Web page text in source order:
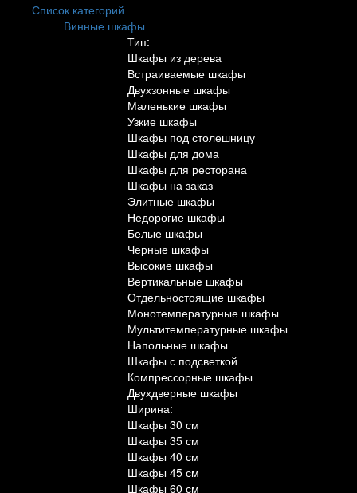
Список категорий
Винные шкафы
Тип:
Шкафы из дерева
Встраиваемые шкафы
Двухзонные шкафы
Маленькие шкафы
Узкие шкафы
Шкафы под столешницу
Шкафы для дома
Шкафы для ресторана
Шкафы на заказ
Элитные шкафы
Недорогие шкафы
Белые шкафы
Черные шкафы
Высокие шкафы
Вертикальные шкафы
Отдельностоящие шкафы
Монотемпературные шкафы
Мультитемпературные шкафы
Напольные шкафы
Шкафы с подсветкой
Компрессорные шкафы
Двухдверные шкафы
Ширина:
Шкафы 30 см
Шкафы 35 см
Шкафы 40 см
Шкафы 45 см
Шкафы 60 см